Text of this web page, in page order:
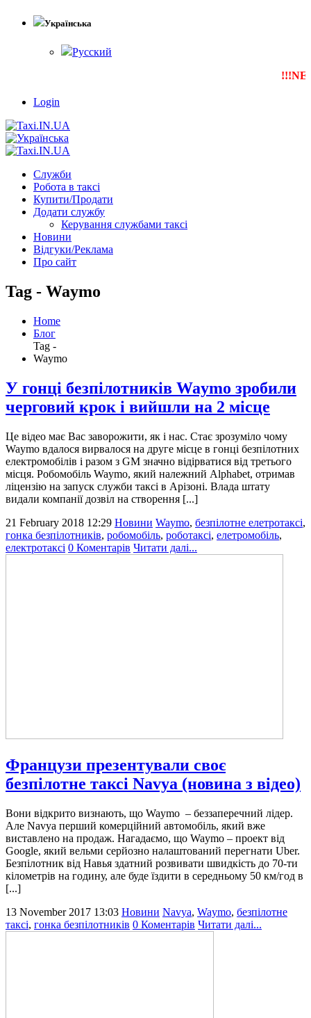
Українська
Русский
!!!NEW
Login
Служби
Робота в таксі
Купити/Продати
Додати службу
Керування службами таксі
Новини
Відгуки/Реклама
Про сайт
Tag - Waymo
Home
Блог
Tag -
Waymo
У гонці безпілотників Waymo зробили
черговий крок і вийшли на 2 місце
Це відео має Вас заворожити, як і нас. Стає зрозуміло чому
Waymo вдалося вирвалося на друге місце в гонці безпілотних
електромобілів і разом з GM значно відірватися від третього
місця. Робомобіль Waymo, який належний Alphabet, отримав
ліцензію на запуск служби таксі в Арізоні. Влада штату
видали компанії дозвіл на створення [...]
21 February 2018 12:29 Новини Waymo, безпілотне елетротаксі,
гонка безпілотників, робомобіль, роботаксі, елетромобіль,
електротаксі 0 Коментарів Читати далі...
Французи презентували своє
безпілотне таксі Navya (новина з відео)
Вони відкрито визнають, що Waymo – беззаперечний лідер.
Але Navya перший комерційний автомобіль, який вже
виставлено на продаж. Нагадаємо, що Waymo – проект від
Google, який вельми серйозно налаштований перегнати Uber.
Безпілотник від Навья здатний розвивати швидкість до 70-ти
кілометрів на годину, але буде їздити в середньому 50 км/год в
[...]
13 November 2017 13:03 Новини Navya, Waymo, безпілотне
таксі, гонка безпілотників 0 Коментарів Читати далі...